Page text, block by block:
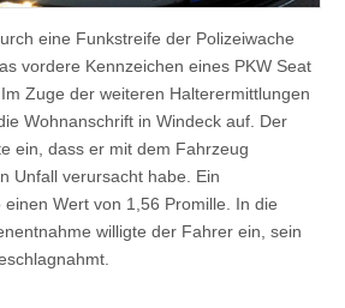
eine Funkstreife der Polizeiwache
vordere Kennzeichen eines PKW Seat
Zuge der weiteren Halterermittlungen
Wohnanschrift in Windeck auf. Der
ein, dass er mit dem Fahrzeug
Unfall verursacht habe. Ein
Wert von 1,56 Promille. In die
willigte der Fahrer ein, sein